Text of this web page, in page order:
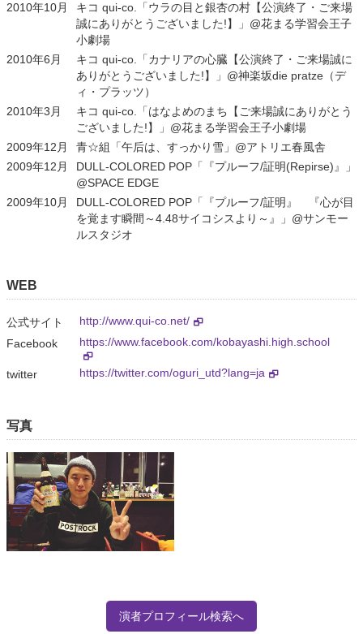
2010年10月
キコ qui-co.「ウラの目と銀杏の村【公演終了・ご来場
誠にありがとうございました!】」@花まる学習会王子
小劇場
2010年6月
キコ qui-co.「カナリアの心臓【公演終了・ご来場誠に
ありがとうございました!】」@神楽坂die pratze（デ
ィ・プラッツ）
2010年3月
キコ qui-co.「はなよめのまち【ご来場誠にありがとう
ございました!】」@花まる学習会王子小劇場
2009年12月
青☆組「午后は、すっかり雪」@アトリエ春風舎
2009年12月
DULL-COLORED POP「『プルーフ/証明(Repirse)』」
@SPACE EDGE
2009年10月
DULL-COLORED POP「『プルーフ/証明』 『心が目
を覚ます瞬間～4.48サイコシスより～』」@サンモー
ルスタジオ
WEB
公式サイト
http://www.qui-co.net/
Facebook
https://www.facebook.com/kobayashi.high.school
twitter https://twitter.com/oguri_utd?lang=ja
写真
演者プロフィール検索へ